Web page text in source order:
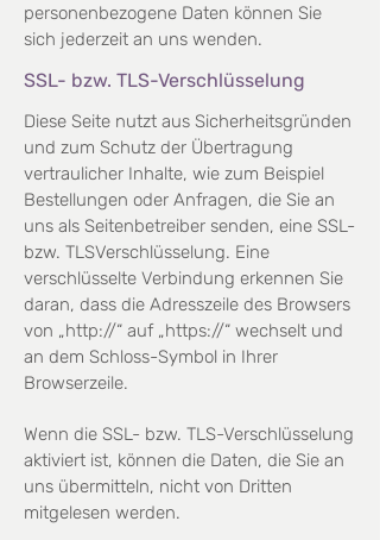
personenbezogene Daten können Sie
sich jederzeit an uns wenden.
SSL- bzw. TLS-Verschlüsselung
Diese Seite nutzt aus Sicherheitsgründen
und zum Schutz der Übertragung
vertraulicher Inhalte, wie zum Beispiel
Bestellungen oder Anfragen, die Sie an
uns als Seitenbetreiber senden, eine SSL-
bzw. TLSVerschlüsselung. Eine
verschlüsselte Verbindung erkennen Sie
daran, dass die Adresszeile des Browsers
von „http://“ auf „https://“ wechselt und
an dem Schloss-Symbol in Ihrer
Browserzeile.
Wenn die SSL- bzw. TLS-Verschlüsselung
aktiviert ist, können die Daten, die Sie an
uns übermitteln, nicht von Dritten
mitgelesen werden.